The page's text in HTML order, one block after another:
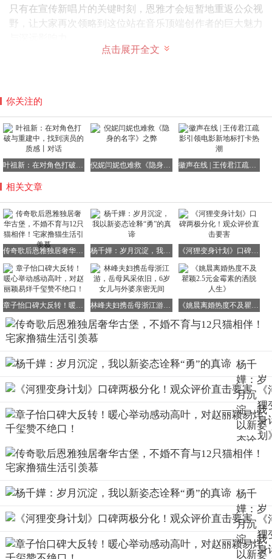
只有在宣传新唱片的关键时刻，恩雅才会短暂地重返公众视
野，让大家再次领略到这位站在音乐顶端创作者的巨大魅力
在竞争激烈的音乐行业里，要想取得亮眼的唱片销量，创作
者通常需要不断进行巡演，频繁公开露面参加各类活动，以
提升自己的知名度和作品的曝光度。
特的例外。业内人士曾不禁感叹：
“在整个音乐界，很难找出第二个人像她这样，既取得了如
此辉煌的成功，却又如此鲜为人知。
她从不参与社交活动，极少出门，就连她的歌词里，也难以
寻觅到任何关于她个人生活的蛛丝马迹。”
恩雅上一次公开露面，还是在去年五月。当时，她现身爱尔
兰西北部的多尼戈尔郡，参加了一场温馨的婚礼，度过了一
而她的再上次公开露面，要追溯到2017年的格莱美颁奖典礼
上。8年才露面一次，这般“隐士”般的生活节奏，着实令人
惊叹...
至于为何选择这样的生活方式，恩雅曾坦诚地表示，在工作
绪低落且难以与人相处。
因此，她深刻意识到自己需要大量的独处空间来恢复元气：
“我实在难以想象，什么样的伴侣能够适应我这样的生活环
境。
点击展开全文
你关注的
叶祖新：在对角色打破与重建中，找到演员的质感丨对话 倪妮闫妮也难救《隐身的名字》之弊 徽声在线 | 王传君江疏影引领电影新地标打卡热潮
相关文章
传奇歌后恩雅独居奢华古堡，不婚不育与12只猫相伴！宅家撸猫生活引羡慕 杨千嬅：岁月沉淀，我以新姿态诠释“勇”的真谛 《河狸变身计划》口碑两极分化！观众评价直击要害
章子怡口碑大反转！暖心举动感动高叶，对赵丽颖易烊千玺赞不绝口！ 林峰夫妇携岳母浙江游，岳母风采依旧，6岁女儿与外婆亲密无间 《姚晨离婚热度不及瞿颖2.5元金霉素的洒脱人生》
杨千
嬅：岁
月沉
淀，我
以新姿
态诠
释“勇”
狸
身
划
口
观
直
杨千
嬅：岁
月沉
淀，我
以新姿
狸
身